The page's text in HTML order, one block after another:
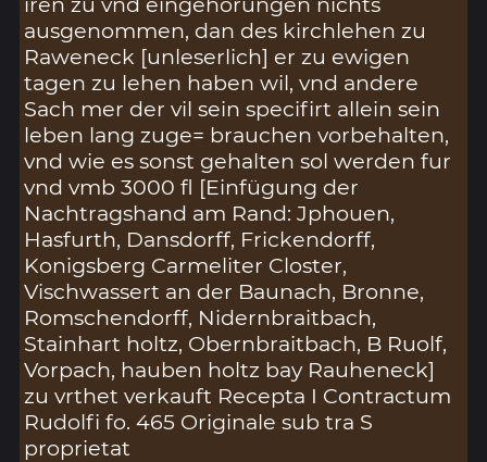
ausgenommen, dan des kirchlehen zu
Raweneck [unleserlich] er zu ewigen
tagen zu lehen haben wil, vnd andere
Sach mer der vil sein specifirt allein sein
leben lang zuge= brauchen vorbehalten,
vnd wie es sonst gehalten sol werden fur
vnd vmb 3000 fl [Einfügung der
Nachtragshand am Rand: Jphouen,
Hasfurth, Dansdorff, Frickendorff,
Konigsberg Carmeliter Closter,
Vischwassert an der Baunach, Bronne,
Romschendorff, Nidernbraitbach,
Stainhart holtz, Obernbraitbach, B Ruolf,
Vorpach, hauben holtz bay Rauheneck]
zu vrthet verkauft Recepta I Contractum
Rudolfi fo. 465 Originale sub tra S
proprietat